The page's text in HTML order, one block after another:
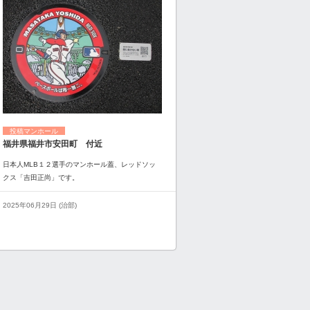
投稿マンホール
福井県福井市安田町 付近
日本人MLB１２選手のマンホール蓋、レッドソッ
クス「吉田正尚」です。
2025年06月29日 (治部)